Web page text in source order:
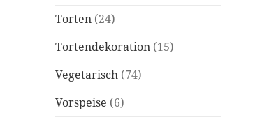
Torten (24)
Tortendekoration (15)
Vegetarisch (74)
Vorspeise (6)